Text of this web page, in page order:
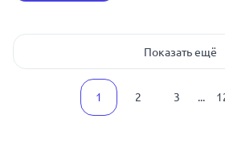
Показать ещё
1 2 3 ...